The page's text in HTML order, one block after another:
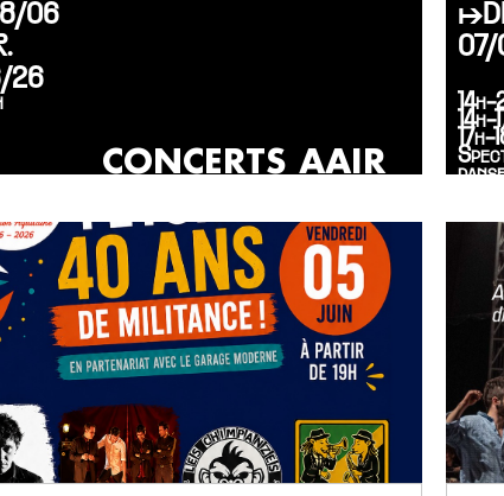
CONCERTS AAIR
06
26
14h-
17h-